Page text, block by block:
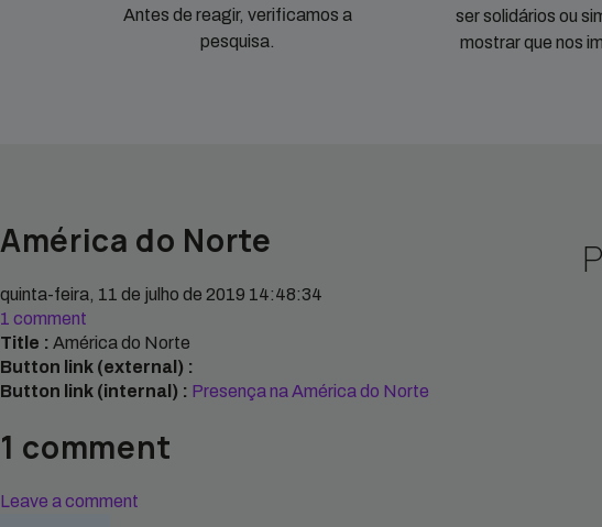
Antes de reagir, verificamos a
pesquisa.
ser solidários ou
mostrar que nos
América do Norte
quinta-feira, 11 de julho de 2019 14:48:34
1 comment
Title : América do Norte
Button link (external) :
Button link (internal) : Presença na América do Norte
1 comment
Leave a comment